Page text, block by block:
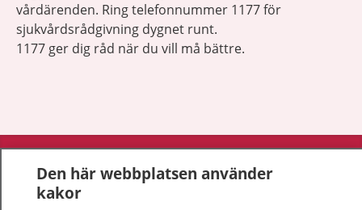
vårdärenden. Ring telefonnummer 1177 för
sjukvårdsrådgivning dygnet runt.
1177 ger dig råd när du vill må bättre.
Visa
Om 1177
Den här webbplatsen använder
kakor